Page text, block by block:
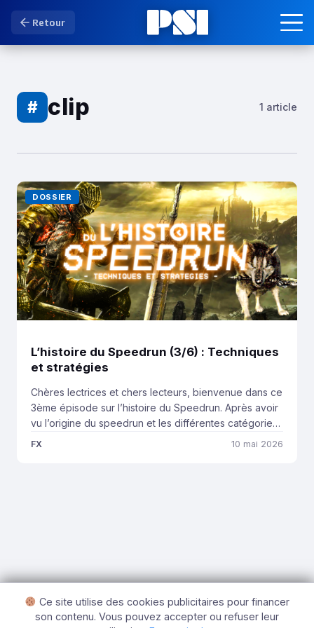
Retour
# clip 1 article
DOSSIER
L’histoire du Speedrun (3/6) : Techniques
et stratégies
Chères lectrices et chers lecteurs, bienvenue dans ce
3ème épisode sur l’histoire du Speedrun. Après avoir
vu l’origine du speedrun et les différentes catégories,
aujourd’hui nous allons voir que le speedrun n’est pas
FX 10 mai 2026
Ce site utilise des cookies publicitaires pour financer
son contenu. Vous pouvez accepter ou refuser leur